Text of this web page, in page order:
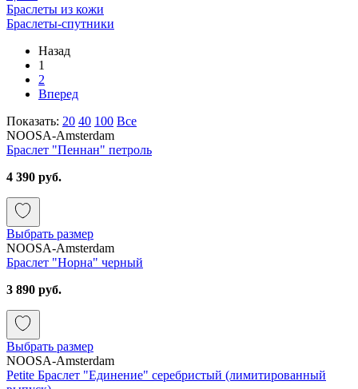
Браслеты из кожи
Браслеты-спутники
Назад
1
2
Вперед
Показать: 20 40 100 Все
NOOSA-Amsterdam
Браслет "Пеннан" петроль
4 390 руб.
Выбрать размер
NOOSA-Amsterdam
Браслет "Норна" черный
3 890 руб.
Выбрать размер
NOOSA-Amsterdam
Petite Браслет "Единение" серебристый (лимитированный